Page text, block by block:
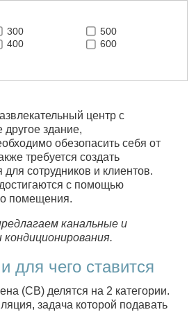
300
400
500
600
центр с
здание,
обезопасить себя от
требуется создать
сотрудников и клиентов.
с помощью
помещения.
канальные и
для чего ставится
(СВ) делятся на 2 категории.
задача которой подавать